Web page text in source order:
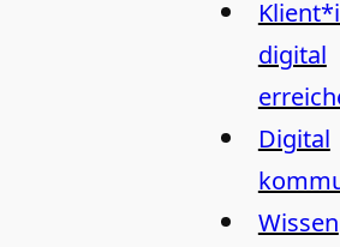
digital
Digital
Wissen